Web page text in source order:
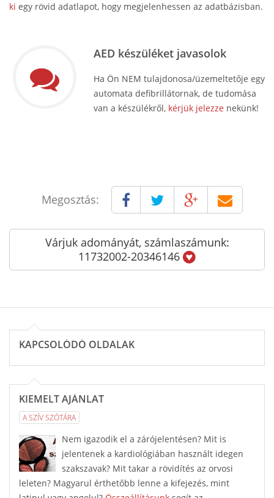
ki egy rövid adatlapot, hogy megjelenhessen az adatbázisban.
AED készüléket javasolok
Ha Ön NEM tulajdonosa/üzemeltetője egy
automata defibrillátornak, de tudomása
van a készülékről, kérjük jelezze nekünk!
Megosztás:
Várjuk adományát, számlaszámunk:
11732002-20346146
KAPCSOLÓDÓ OLDALAK
KIEMELT AJÁNLAT
A SZÍV SZÓTÁRA
Nem igazodik el a zárójelentésen? Mit is
jelentenek a kardiológiában használt idegen
szakszavak? Mit takar a rövidítés az orvosi
leleten? Magyarul érthetőbb lenne a kifejezés, mint